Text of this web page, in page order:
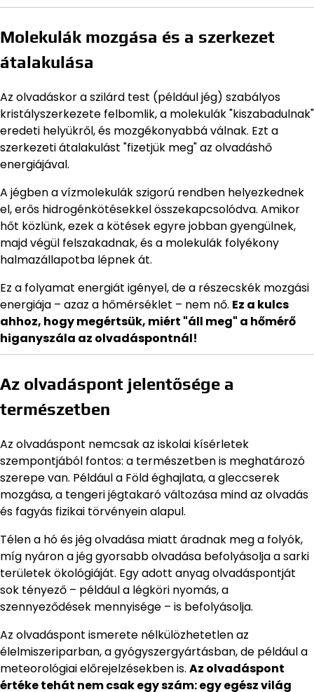
Molekulák mozgása és a szerkezet
átalakulása
Az olvadáskor a szilárd test (például jég) szabályos
kristályszerkezete felbomlik, a molekulák "kiszabadulnak"
eredeti helyükről, és mozgékonyabbá válnak. Ezt a
szerkezeti átalakulást "fizetjük meg" az olvadáshő
energiájával.
A jégben a vízmolekulák szigorú rendben helyezkednek
el, erős hidrogénkötésekkel összekapcsolódva. Amikor
hőt közlünk, ezek a kötések egyre jobban gyengülnek,
majd végül felszakadnak, és a molekulák folyékony
halmazállapotba lépnek át.
Ez a folyamat energiát igényel, de a részecskék mozgási
energiája – azaz a hőmérséklet – nem nő. Ez a kulcs
ahhoz, hogy megértsük, miért "áll meg" a hőmérő
higanyszála az olvadáspontnál!
Az olvadáspont jelentősége a
természetben
Az olvadáspont nemcsak az iskolai kísérletek
szempontjából fontos: a természetben is meghatározó
szerepe van. Például a Föld éghajlata, a gleccserek
mozgása, a tengeri jégtakaró változása mind az olvadás
és fagyás fizikai törvényein alapul.
Télen a hó és jég olvadása miatt áradnak meg a folyók,
míg nyáron a jég gyorsabb olvadása befolyásolja a sarki
területek ökológiáját. Egy adott anyag olvadáspontját
sok tényező – például a légköri nyomás, a
szennyeződések mennyisége – is befolyásolja.
Az olvadáspont ismerete nélkülözhetetlen az
élelmiszeriparban, a gyógyszergyártásban, de például a
meteorológiai előrejelzésekben is. Az olvadáspont
értéke tehát nem csak egy szám: egy egész világ